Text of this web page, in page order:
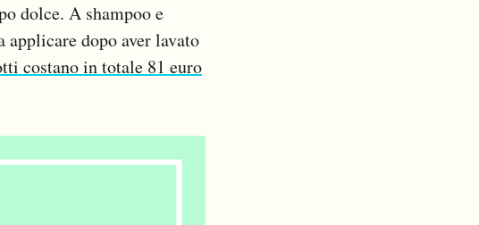
dolce. A shampoo e
applicare dopo aver lavato
costano in totale 81 euro